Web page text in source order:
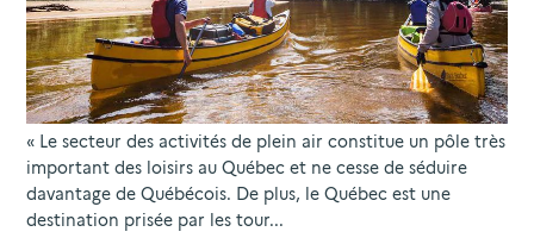
« Le secteur des activités de plein air constitue un pôle très
important des loisirs au Québec et ne cesse de séduire
davantage de Québécois. De plus, le Québec est une
destination prisée par les tour...